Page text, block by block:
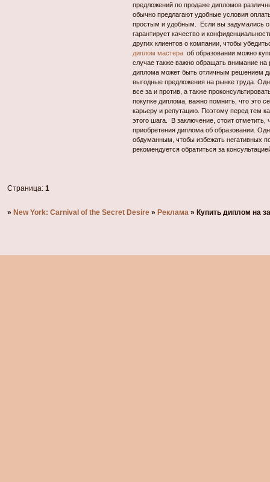
предложений по продаже дипломов
обычно предлагают удобные условия
простым и удобным. Если вы задумались о
гарантирует качество и
других клиентов о компании, чтобы
диплом мастера об образовании можно
случае также важно обращать внимание
диплома может быть отличным решением
выгодные предложения на рынке труда.
все за и против, а также
покупке диплома, важно помнить, что это
карьеру и репутацию. Поэтому перед тем
этого шага. В заключение, стоит
приобретения диплома об образовании.
обдуманным, чтобы избежать негативных
рекомендуется обратиться за
Страница:1
» New York: Carnival of the Secret Desire » Реклама » Купить диплом на